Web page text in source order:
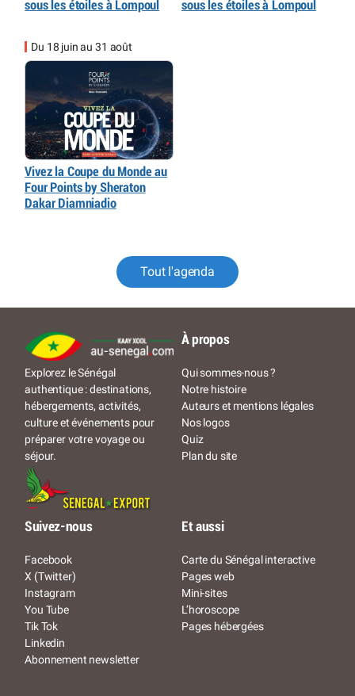
sous les étoiles à Lompoul
sous les étoiles à Lompoul
Du 18 juin au 31 août
Vivez la Coupe du Monde au
Four Points by Sheraton
Dakar Diamniadio
Tout l'agenda
Explorez le Sénégal
authentique : destinations,
hébergements, activités,
culture et événements pour
préparer votre voyage ou
séjour.
À propos
Qui sommes-nous ?
Notre histoire
Auteurs et mentions légales
Nos logos
Quiz
Plan du site
Suivez-nous
Facebook
X (Twitter)
Instagram
You Tube
Tik Tok
Linkedin
Abonnement newsletter
Et aussi
Carte du Sénégal interactive
Pages web
Mini-sites
L’horoscope
Pages hébergées